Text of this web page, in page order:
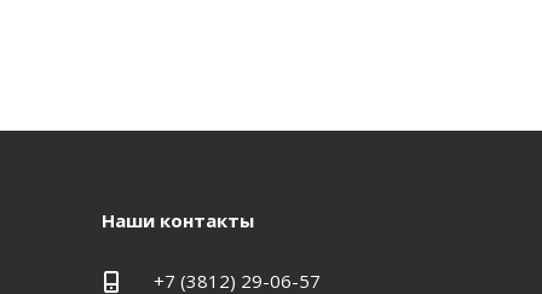
Наши контакты
+7 (3812) 29-06-57